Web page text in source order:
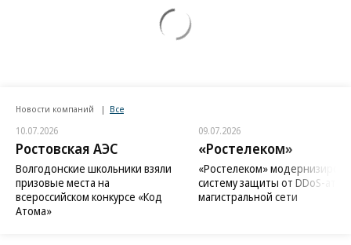
Новости компаний Все
10.07.2026
Ростовская АЭС
Волгодонские школьники взяли
призовые места на
всероссийском конкурсе «Код
Атома»
09.07.2026
«Ростелеком»
«Ростелеком»
систему защиты от DDoS-атак
магистральной сети